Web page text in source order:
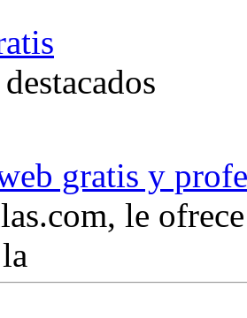
gratis y
le